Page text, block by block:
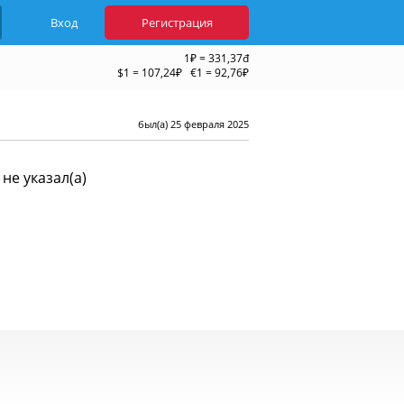
Вход Регистрация
1₽ = 331,37đ
$1 = 107,24₽ €1 = 92,76₽
был(а) 25 февраля 2025
указал(а)